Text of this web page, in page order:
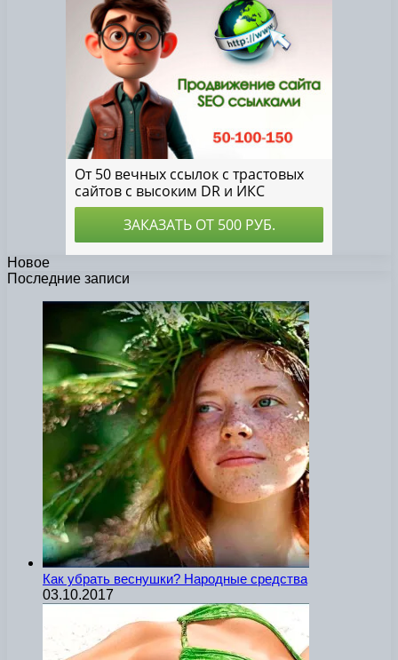
Новое
Последние записи
Как убрать веснушки? Народные средства
03.10.2017